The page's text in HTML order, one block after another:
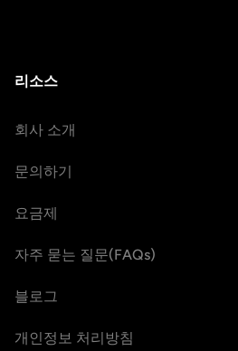
리소스
회사 소개
문의하기
요금제
자주 묻는 질문(FAQs)
블로그
개인정보 처리방침